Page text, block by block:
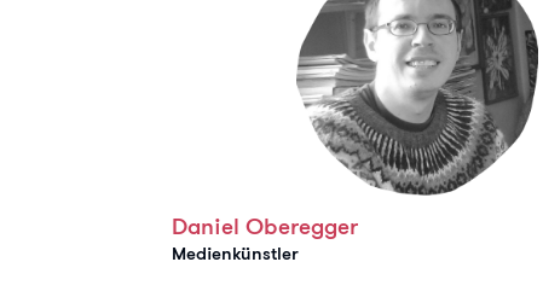
Daniel Oberegger
Medienkünstler